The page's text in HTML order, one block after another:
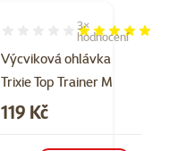
Výcviková ohlávka
Trixie Top Trainer M
Hodnocení 100%, počet
3×
hodnocení
Cena
119 Kč